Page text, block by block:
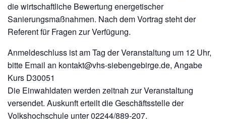
die wirtschaftliche Bewertung energetischer
Sanierungsmaßnahmen. Nach dem Vortrag steht der
Referent für Fragen zur Verfügung.
Anmeldeschluss ist am Tag der Veranstaltung um 12 Uhr,
bitte Email an kontakt@vhs-siebengebirge.de, Angabe
Kurs D30051
Die Einwahldaten werden zeitnah zur Veranstaltung
versendet. Auskunft erteilt die Geschäftsstelle der
Volkshochschule unter 02244/889-207.